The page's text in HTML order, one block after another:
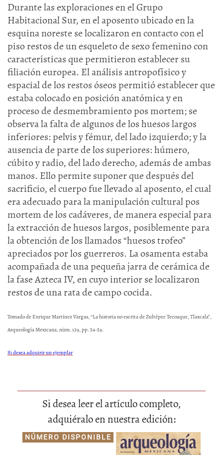
Durante las exploraciones en el Grupo
Habitacional Sur, en el aposento ubicado en la
esquina noreste se localizaron en contacto con el
piso restos de un esqueleto de sexo femenino con
características que permitieron establecer su
filiación europea. El análisis antropofísico y
espacial de los restos óseos permitió establecer que
estaba colocado en posición anatómica y en
proceso de desmembramiento pos mortem; se
observa la falta de algunos de los huesos largos
inferiores: pelvis y fémur, del lado izquierdo; y la
ausencia de parte de los superiores: húmero,
cúbito y radio, del lado derecho, además de ambas
manos. Ello permite suponer que después del
sacrificio, el cuerpo fue llevado al aposento, el cual
era adecuado para la manipulación cultural pos
mortem de los cadáveres, de manera especial para
la extracción de huesos largos, posiblemente para
la obtención de los llamados “huesos trofeo”
apreciados por los guerreros. La osamenta estaba
acompañada de una pequeña jarra de cerámica de
la fase Azteca IV, en cuyo interior se localizaron
restos de una rata de campo cocida.
Tomado de Enrique Martínez Vargas, “La historia no escrita de Zultépec Tecoaque, Tlaxcala”,
Arqueología Mexicana, núm. 139, pp. 54-59.
Si desea adquirir un ejemplar
Si desea leer el artículo completo,
adquiéralo en nuestra edición:
NÚMERO DISPONIBLE